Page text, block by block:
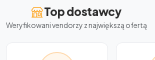
Top dostawcy
Weryfikowani vendorzy z największą ofertą